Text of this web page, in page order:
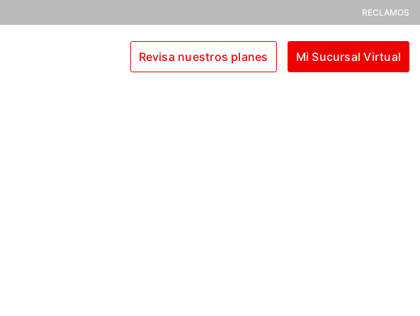
RECLAMOS
Revisa nuestros planes Mi Sucursal Virtual